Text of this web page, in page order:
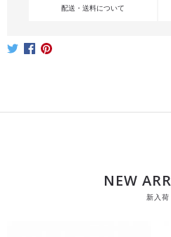
配送・送料について
NEW
新入荷